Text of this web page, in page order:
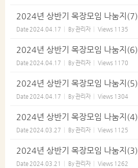
2024년 상반기 목장모임 나눔지(7)
Date 2024.04.17 By관리자 Views 1135
2024년 상반기 목장모임 나눔지(6)
Date 2024.04.17 By관리자 Views 1170
2024년 상반기 목장모임 나눔지(5)
Date 2024.04.17 By관리자 Views 1304
2024년 상반기 목장모임 나눔지(4)
Date 2024.03.27 By관리자 Views 1125
2024년 상반기 목장모임 나눔지(3)
Date 2024.03.21 By관리자 Views 1262